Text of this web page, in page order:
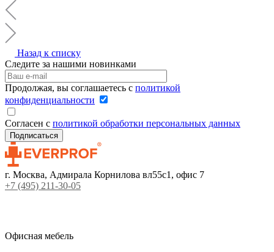
Назад к списку
Следите за нашими новинками
Продолжая, вы соглашаетесь с политикой
конфиденциальности
Согласен с политикой обработки персональных данных
г. Москва, Адмирала Корнилова вл55с1, офис 7
+7 (495) 211-30-05
Офисная мебель